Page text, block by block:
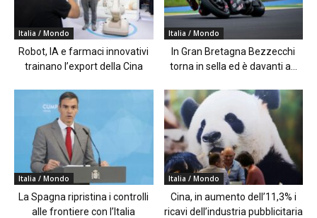
Italia / Mondo
Robot, IA e farmaci innovativi
trainano l’export della Cina
Italia / Mondo
In Gran Bretagna Bezzecchi
torna in sella ed è davanti a...
Italia / Mondo
La Spagna ripristina i controlli
alle frontiere con l’Italia
Italia / Mondo
Cina, in aumento dell’11,3% i
ricavi dell’industria pubblicitaria